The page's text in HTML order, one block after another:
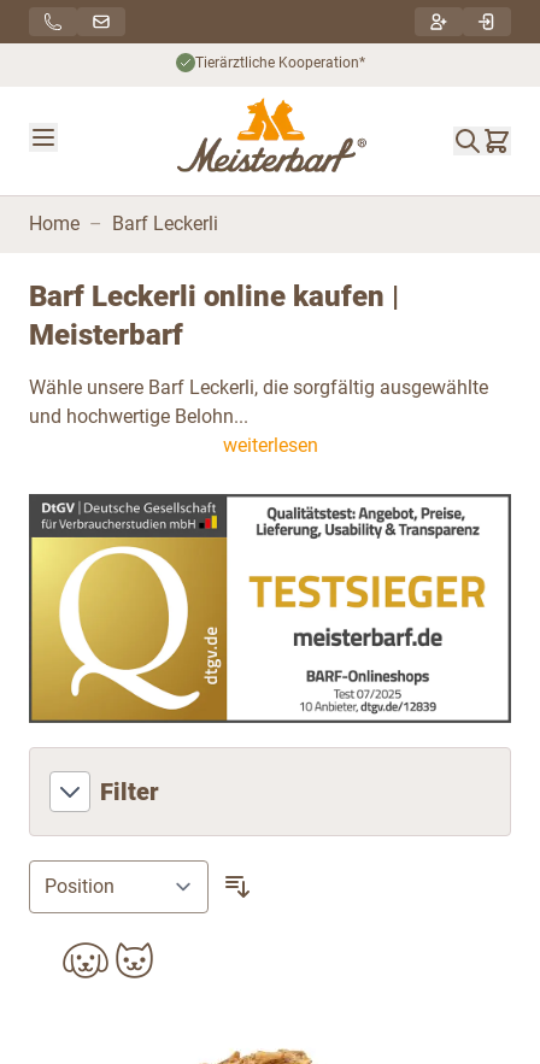
Direkt zum Inhalt
Nachhaltiger Versand***
Home – Barf Leckerli
Barf Leckerli online kaufen |
Meisterbarf
Wähle unsere Barf Leckerli, die sorgfältig ausgewählte
und hochwertige Belohn...
weiterlesen
Filter